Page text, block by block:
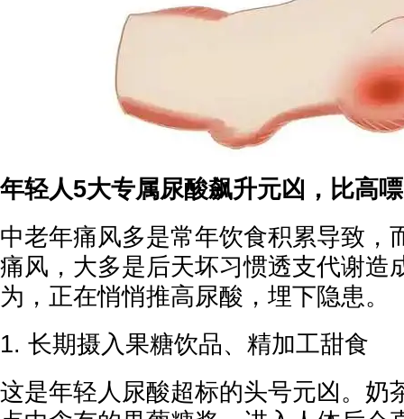
年轻人5大专属尿酸飙升元凶，比高
中老年痛风多是常年饮食积累导致，
痛风，大多是后天坏习惯透支代谢造
为，正在悄悄推高尿酸，埋下隐患。
1. 长期摄入果糖饮品、精加工甜食
这是年轻人尿酸超标的头号元凶。奶